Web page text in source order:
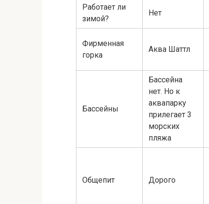
Работает ли
зимой?
Нет
Фирменная
горка
Аква Шаттл
Бассейны
Бассейна
нет. Но к
аквапарку
прилегает 3
морских
пляжа
Общепит Дорого